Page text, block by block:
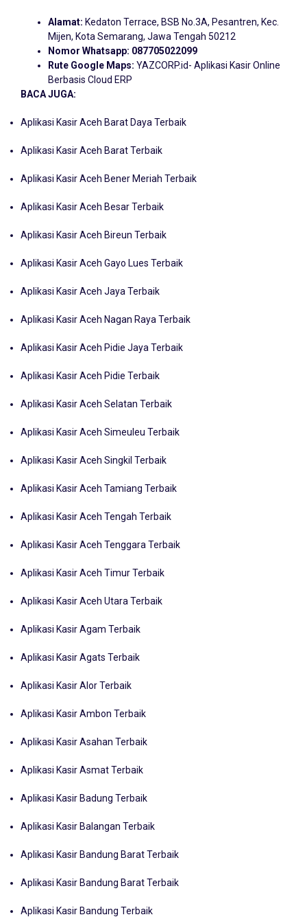
Alamat: Kedaton Terrace, BSB No.3A, Pesantren, Kec.
Mijen, Kota Semarang, Jawa Tengah 50212
Nomor Whatsapp: 087705022099
Rute Google Maps: YAZCORP.id- Aplikasi Kasir Online
Berbasis Cloud ERP
BACA JUGA:
Aplikasi Kasir Aceh Barat Daya Terbaik
Aplikasi Kasir Aceh Barat Terbaik
Aplikasi Kasir Aceh Bener Meriah Terbaik
Aplikasi Kasir Aceh Besar Terbaik
Aplikasi Kasir Aceh Bireun Terbaik
Aplikasi Kasir Aceh Gayo Lues Terbaik
Aplikasi Kasir Aceh Jaya Terbaik
Aplikasi Kasir Aceh Nagan Raya Terbaik
Aplikasi Kasir Aceh Pidie Jaya Terbaik
Aplikasi Kasir Aceh Pidie Terbaik
Aplikasi Kasir Aceh Selatan Terbaik
Aplikasi Kasir Aceh Simeuleu Terbaik
Aplikasi Kasir Aceh Singkil Terbaik
Aplikasi Kasir Aceh Tamiang Terbaik
Aplikasi Kasir Aceh Tengah Terbaik
Aplikasi Kasir Aceh Tenggara Terbaik
Aplikasi Kasir Aceh Timur Terbaik
Aplikasi Kasir Aceh Utara Terbaik
Aplikasi Kasir Agam Terbaik
Aplikasi Kasir Agats Terbaik
Aplikasi Kasir Alor Terbaik
Aplikasi Kasir Ambon Terbaik
Aplikasi Kasir Asahan Terbaik
Aplikasi Kasir Asmat Terbaik
Aplikasi Kasir Badung Terbaik
Aplikasi Kasir Balangan Terbaik
Aplikasi Kasir Bandung Barat Terbaik
Aplikasi Kasir Bandung Barat Terbaik
Aplikasi Kasir Bandung Terbaik